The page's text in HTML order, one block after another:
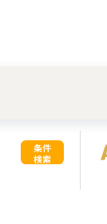
条件
検索